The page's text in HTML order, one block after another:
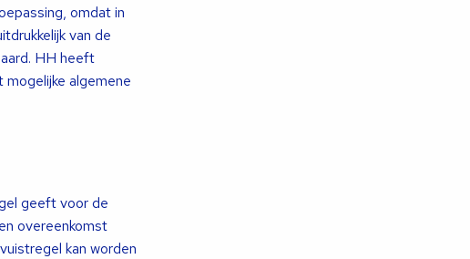
omdat in
van de
HH heeft
algemene
geeft voor de
overeenkomst
kan worden